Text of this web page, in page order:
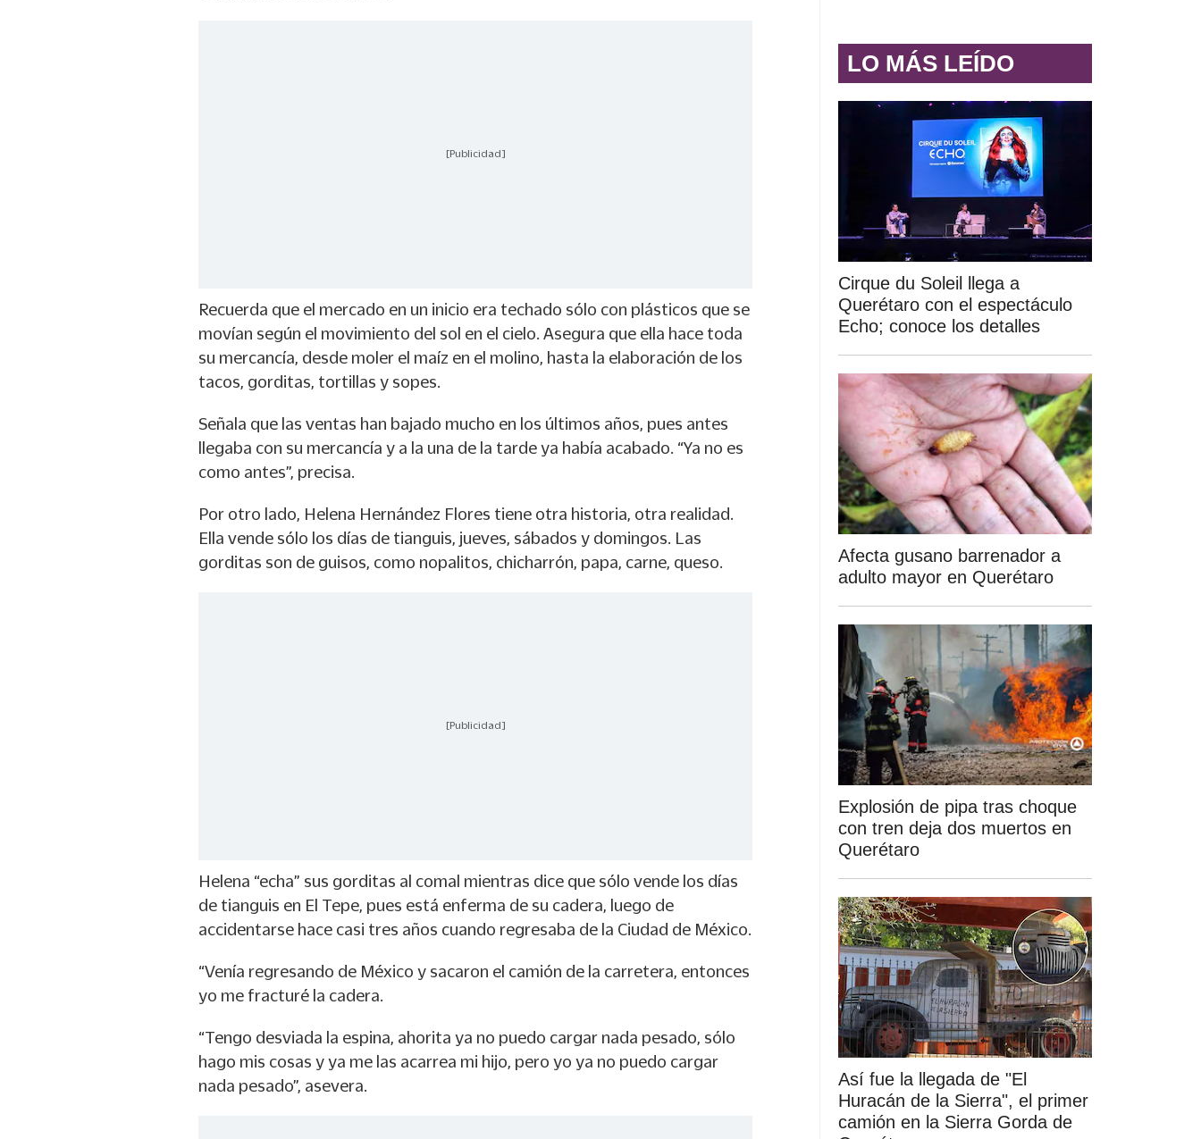
[Publicidad]
Recuerda que el mercado en un inicio era techado sólo con plásticos que se
movían según el movimiento del sol en el cielo. Asegura que ella hace toda
su mercancía, desde moler el maíz en el molino, hasta la elaboración de los
tacos, gorditas, tortillas y sopes.
Señala que las ventas han bajado mucho en los últimos años, pues antes
llegaba con su mercancía y a la una de la tarde ya había acabado. “Ya no es
como antes”, precisa.
Por otro lado, Helena Hernández Flores tiene otra historia, otra realidad.
Ella vende sólo los días de tianguis, jueves, sábados y domingos. Las
gorditas son de guisos, como nopalitos, chicharrón, papa, carne, queso.
[Publicidad]
Helena “echa” sus gorditas al comal mientras dice que sólo vende los días
de tianguis en El Tepe, pues está enferma de su cadera, luego de
accidentarse hace casi tres años cuando regresaba de la Ciudad de México.
“Venía regresando de México y sacaron el camión de la carretera, entonces
yo me fracturé la cadera.
“Tengo desviada la espina, ahorita ya no puedo cargar nada pesado, sólo
hago mis cosas y ya me las acarrea mi hijo, pero yo ya no puedo cargar
nada pesado”, asevera.
LO MÁS LEÍDO
Cirque du Soleil llega a
Querétaro con el espectáculo
Echo; conoce los detalles
Afecta gusano barrenador a
adulto mayor en Querétaro
Explosión de pipa tras choque
con tren deja dos muertos en
Querétaro
Así fue la llegada de "El
Huracán de la Sierra", el primer
camión en la Sierra Gorda de